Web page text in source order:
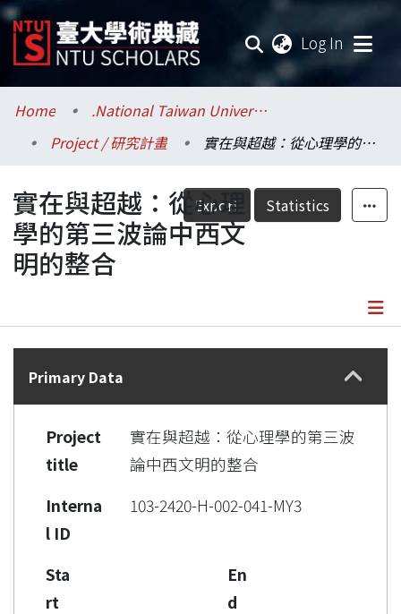
Log In
Communities & Collections
Research Outputs
Fundings & Projects
Researchers
Statistics
Home
.National Taiwan University / 國立臺灣大學
Project / 研究計畫
實在與超越：從心理學的第三波論中西文明的整合
Export Statistics
實在與超越：從心理
學的第三波論中西文
明的整合
Details
Primary Data
Project
title
實在與超越：從心理學的第三波
論中西文明的整合
Interna
l ID
103-2420-H-002-041-MY3
Sta
rt
En
d